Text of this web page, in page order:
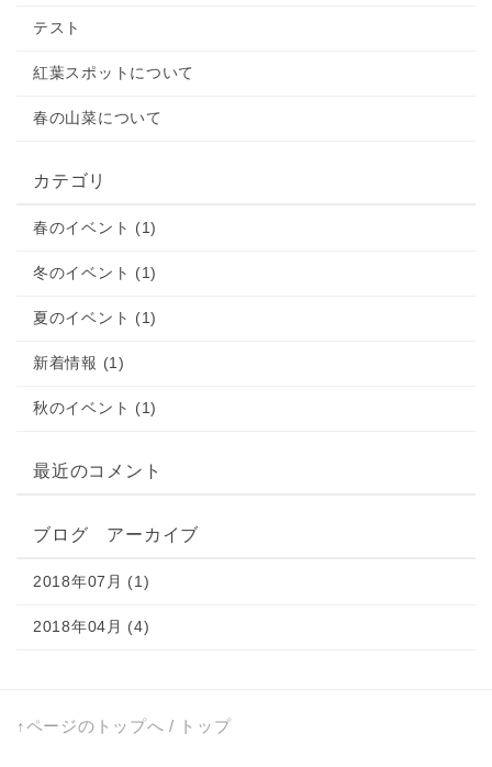
テスト
紅葉スポットについて
春の山菜について
カテゴリ
春のイベント (1)
冬のイベント (1)
夏のイベント (1)
新着情報 (1)
秋のイベント (1)
最近のコメント
ブログ アーカイブ
2018年07月 (1)
2018年04月 (4)
↑ページのトップへ / トップ